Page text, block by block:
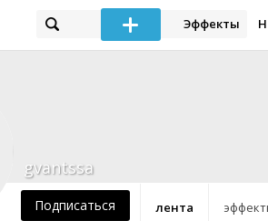
Эффекты
лента
gvantssa
Подписаться